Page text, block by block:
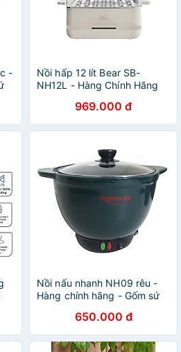
-
Nồi hấp 12 lít Bear SB-
NH12L - Hàng Chính Hãng
969.000 đ
Nồi nấu nhanh NH09 rêu -
Hàng chính hãng - Gốm sứ
650.000 đ